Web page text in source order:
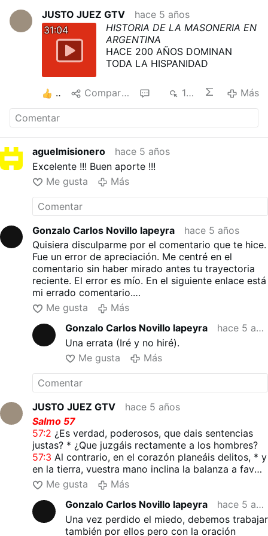
JUSTO JUEZ GTV
hace 5 años
31:04
HISTORIA DE LA MASONERIA EN
ARGENTINA
HACE 200 AÑOS DOMINAN
TODA LA HISPANIDAD
5 Compartir 1 K Más
aguelmisionero
hace 5 años
Excelente !!! Buen aporte !!!
Me gusta
Más
Gonzalo Carlos Novillo lapeyra
hace 5 años
Quisiera disculparme por el comentario que te hice.
Fue un error de apreciación. Me centré en el
comentario sin haber mirado antes tu trayectoria
reciente. El error es mío. En el siguiente enlace está
mi errado comentario.
DISCURSO SOBRE CONTROL DE LA POBLACIÓN
MUNDIAL EN LA ONU POR DAVID ROC…
A continuación te hiré dejando enlaces en el texto
en negrita y también entre paréntesis.
Es muy importante poner el acento en la
masoneríaantes que en la élite. Y si se habla de la
élite no olvidar elcontexto masónicode ésta
porque no son simples políticos elegidos en unas
urnas junto con unos multimillonarios. Es más que
eso y las verdadera élite es el Cabal judío
(ejemplo), (
se reúne todos los años en el Club Bilderberg, y en
el hall del Hotel de cada año ponen presidiendo
una estatua de Lucifer. No de Kiala y Kali o de
Osiris o de Brahma, sino de la figura bíblica a la
que rinde culto el judaísmo (
Es importante entender y recordar siempre que
haya ocasión, que el mundo en el que vivimos es
como escribió San Agustín(Las Dos Ciudades), en
Me gusta
Más
Gonzalo Carlos Novillo lapeyra
hace 5 años
Una errata (Iré y no hiré).
Me gusta
Más
JUSTO JUEZ GTV
hace 5 años
Salmo 57
57:2 ¿Es verdad, poderosos, que dais sentencias
justas? * ¿Que juzgáis rectamente a los hombres?
57:3 Al contrario, en el corazón planeáis delitos, * y
en la tierra, vuestra mano inclina la balanza a favor
del violento.
57:4
Se extravían los malvados desde el vientre
materno, * los mentirosos se pervierten desde que
nacen;
Llevan veneno como las serpientes, * son
Me gusta
Más
Gonzalo Carlos Novillo lapeyra
hace 5 años
Una vez perdido el miedo, debemos trabajar
también por ellos pero con la oración